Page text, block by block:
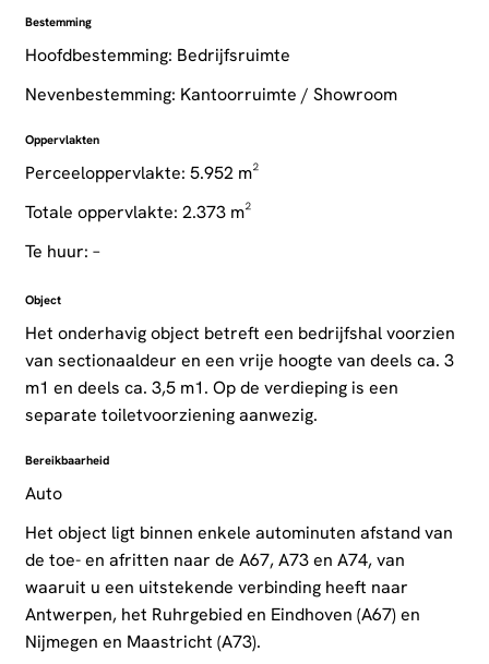
Bestemming
Hoofdbestemming: Bedrijfsruimte
Nevenbestemming: Kantoorruimte / Showroom
Oppervlakten
Perceeloppervlakte: 5.952 m²
Totale oppervlakte: 2.373 m²
Te huur: –
Object
Het onderhavig object betreft een bedrijfshal voorzien
van sectionaaldeur en een vrije hoogte van deels ca. 3
m1 en deels ca. 3,5 m1. Op de verdieping is een
separate toiletvoorziening aanwezig.
Bereikbaarheid
Auto
Het object ligt binnen enkele autominuten afstand van
de toe- en afritten naar de A67, A73 en A74, van
waaruit u een uitstekende verbinding heeft naar
Antwerpen, het Ruhrgebied en Eindhoven (A67) en
Nijmegen en Maastricht (A73).